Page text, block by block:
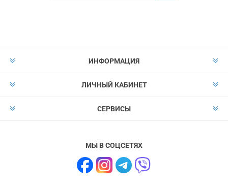
ИНФОРМАЦИЯ
ЛИЧНЫЙ КАБИНЕТ
СЕРВИСЫ
МЫ В СОЦСЕТЯХ